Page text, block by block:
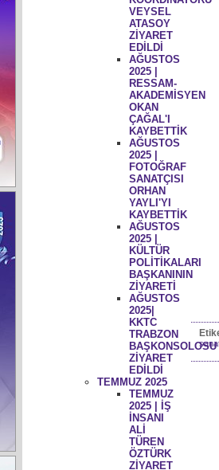
VEYSEL
ATASOY
ZİYARET
EDİLDİ
AĞUSTOS
2025 |
RESSAM-
AKADEMİSYEN
OKAN
ÇAĞAL'I
KAYBETTİK
AĞUSTOS
2025 |
FOTOĞRAF
SANATÇISI
ORHAN
YAYLI'YI
KAYBETTİK
AĞUSTOS
2025 |
KÜLTÜR
POLİTİKALARI
BAŞKANININ
ZİYARETİ
AĞUSTOS
2025|
KKTC
TRABZON
BAŞKONSOLOSU
ZİYARET
EDİLDİ
TEMMUZ 2025
TEMMUZ
2025 | İŞ
İNSANI
ALİ
TÜREN
ÖZTÜRK
ZİYARET